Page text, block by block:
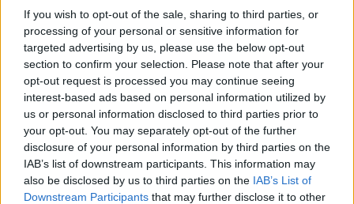
If you wish to opt-out of the sale, sharing to third parties, or
processing of your personal or sensitive information for
targeted advertising by us, please use the below opt-out
section to confirm your selection. Please note that after your
opt-out request is processed you may continue seeing
interest-based ads based on personal information utilized by
us or personal information disclosed to third parties prior to
your opt-out. You may separately opt-out of the further
disclosure of your personal information by third parties on the
IAB’s list of downstream participants. This information may
also be disclosed by us to third parties on the IAB’s List of
Downstream Participants that may further disclose it to other
że termin ich wygaśnięcia przesunie się na... koniec
sezonu 2026. Daje to duetowi Czarno-Pomarańczowych
kolejne 3 lata w aktualnych barwach.
Midlaner i dżungler dołączyli do brytyjskiego imperium
wraz ze startem sezonu 2022. Przekonujące występy
Razorka w Misfits Gaming oraz renoma Humanoida,
który dopiero co dwukrotnie zdobył mistrzostwo
Europy z MAD Lions, dały kibicom wiele nadziei na
dobrą zmianę. Szybko zaś pojawiły się głosy, jakoby
synergia tej dwójki pozostawiała wiele do życzenia. I